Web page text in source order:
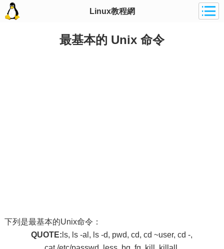
Linux教程網
最基本的 Unix 命令
下列是最基本的Unix命令：
QUOTE: ls, ls -al, ls -d, pwd, cd, cd ~user, cd -,